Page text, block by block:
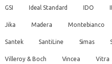
GSI Ideal Standard IDO
Jika Madera Montebianco
Santek SantiLine Simas
Villeroy & Boch Vincea Vitra